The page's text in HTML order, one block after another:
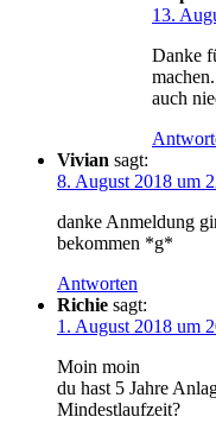
13.
Danke
auch
Vivian sagt:
8. August 2018 um
danke Anmeldung
bekommen *g*
Antworten
Richie sagt:
1. August 2018 um
Moin moin
du hast 5 Jahre
Mindestlaufzeit?